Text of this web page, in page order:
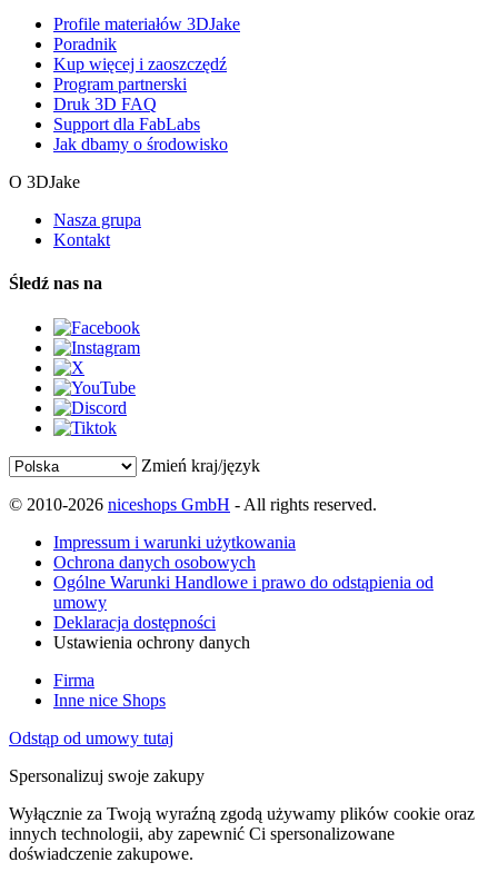
Profile materiałów 3DJake
Poradnik
Kup więcej i zaoszczędź
Program partnerski
Druk 3D FAQ
Support dla FabLabs
Jak dbamy o środowisko
O 3DJake
Nasza grupa
Kontakt
Śledź nas na
Zmień kraj/język
© 2010-2026 niceshops GmbH - All rights reserved.
Impressum i warunki użytkowania
Ochrona danych osobowych
Ogólne Warunki Handlowe i prawo do odstąpienia od
umowy
Deklaracja dostępności
Ustawienia ochrony danych
Firma
Inne nice Shops
Odstąp od umowy tutaj
Spersonalizuj swoje zakupy
Wyłącznie za Twoją wyraźną zgodą używamy plików cookie oraz
innych technologii, aby zapewnić Ci spersonalizowane
doświadczenie zakupowe.